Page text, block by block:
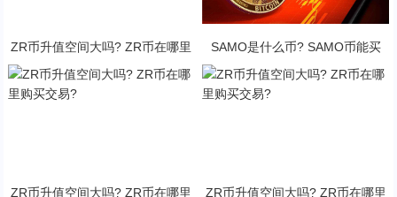
ZR币升值空间大吗? ZR币在哪里
SAMO是什么币? SAMO币能买
ZR币升值空间大吗? ZR币在哪里 ZR币升值空间大吗? ZR币在哪里